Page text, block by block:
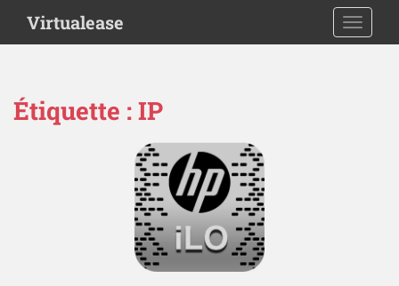
i
Virtualease
Étiquette :IP